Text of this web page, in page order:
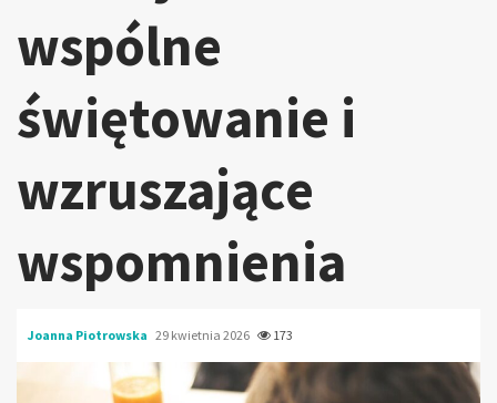
wspólne
świętowanie i
wzruszające
wspomnienia
Joanna Piotrowska 29 kwietnia 2026 173